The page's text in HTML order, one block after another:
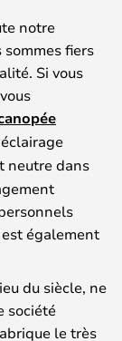
notre
fiers
Si vous
neutre dans
également
du siècle, ne
société
le très